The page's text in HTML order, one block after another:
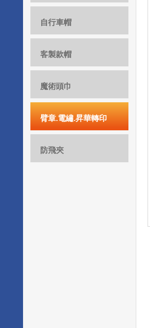
自行車帽
客製款帽
魔術頭巾
臂章.電繡.昇華轉印
防飛夾